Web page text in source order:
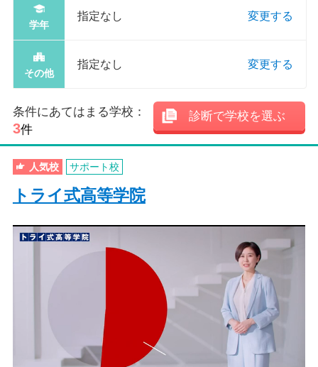
学年
指定なし 変更する
その他
指定なし 変更する
条件にあてはまる学校：
3件
診断で学校を選ぶ
人気校 サポート校
トライ式高等学院